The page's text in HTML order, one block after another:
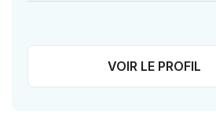
VOIR LE PROFIL